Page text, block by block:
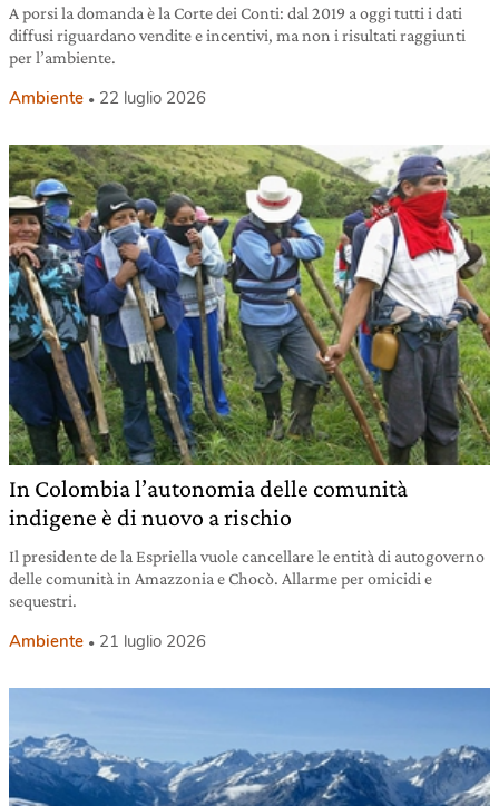
A porsi la domanda è la Corte dei Conti: dal 2019 a oggi tutti i dati
diffusi riguardano vendite e incentivi, ma non i risultati raggiunti
per l’ambiente.
Ambiente 22 luglio 2026
In Colombia l’autonomia delle comunità
indigene è di nuovo a rischio
Il presidente de la Espriella vuole cancellare le entità di autogoverno
delle comunità in Amazzonia e Chocò. Allarme per omicidi e
sequestri.
Ambiente 21 luglio 2026